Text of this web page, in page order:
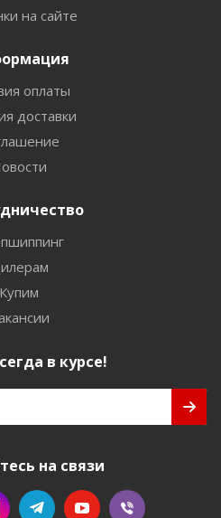
на сайте
оплаты
доставки
Купим
в курсе!
на связи